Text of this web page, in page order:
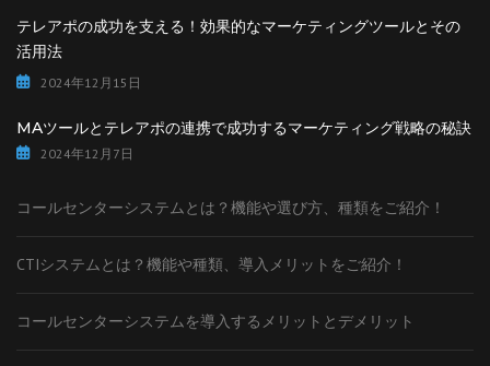
テレアポの成功を支える！効果的なマーケティングツールとその
活用法
2024年12月15日
MAツールとテレアポの連携で成功するマーケティング戦略の秘訣
2024年12月7日
コールセンターシステムとは？機能や選び方、種類をご紹介！
CTIシステムとは？機能や種類、導入メリットをご紹介！
コールセンターシステムを導入するメリットとデメリット